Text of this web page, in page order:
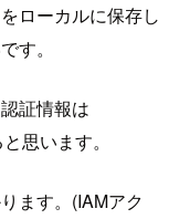
ローカルに保存し
す。
証情報は
思います。
ます。(IAMアク